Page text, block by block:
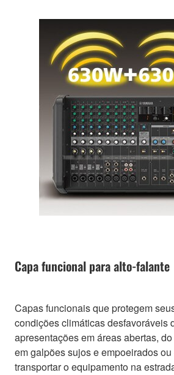
Capa funcional para alto-falante
Capas funcionais que protegem
condições climáticas desfavoráveis
apresentações em áreas abertas,
em galpões sujos e empoeirados
transportar o equipamento na